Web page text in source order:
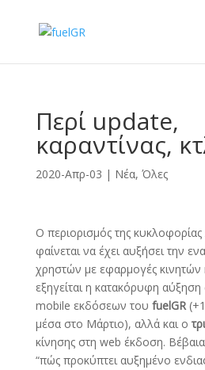
Περί update,
καραντίνας,
2020-Απρ-03 | Νέα, Όλες
Ο περιορισμός της
φαίνεται να έχει αυξήσει την
χρηστών με εφαρμογές κινητών
εξηγείται η κατακόρυφη αύξηση
mobile εκδόσεων του fuelGR
μέσα στο Μάρτιο), αλλά και ο
κίνησης στη web έκδοση.
“πώς προκύπτει αυξημένο